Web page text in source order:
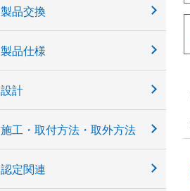
製品交換
製品仕様
設計
施工・取付方法・取外方法
認定関連